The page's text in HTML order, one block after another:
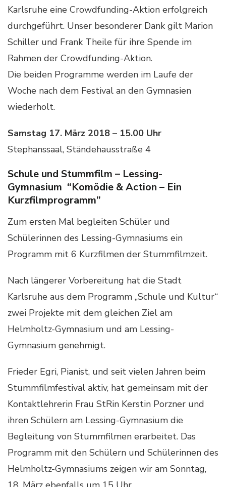
Karlsruhe eine Crowdfunding-Aktion erfolgreich
durchgeführt. Unser besonderer Dank gilt Marion
Schiller und Frank Theile für ihre Spende im
Rahmen der Crowdfunding-Aktion.
Die beiden Programme werden im Laufe der
Woche nach dem Festival an den Gymnasien
wiederholt.
Samstag 17. März 2018 – 15.00 Uhr
Stephanssaal, Ständehausstraße 4
Schule und Stummfilm – Lessing-
Gymnasium “Komödie & Action – Ein
Kurzfilmprogramm”
Zum ersten Mal begleiten Schüler und
Schülerinnen des Lessing-Gymnasiums ein
Programm mit 6 Kurzfilmen der Stummfilmzeit.
Nach längerer Vorbereitung hat die Stadt
Karlsruhe aus dem Programm „Schule und Kultur“
zwei Projekte mit dem gleichen Ziel am
Helmholtz-Gymnasium und am Lessing-
Gymnasium genehmigt.
Frieder Egri, Pianist, und seit vielen Jahren beim
Stummfilmfestival aktiv, hat gemeinsam mit der
Kontaktlehrerin Frau StRin Kerstin Porzner und
ihren Schülern am Lessing-Gymnasium die
Begleitung von Stummfilmen erarbeitet. Das
Programm mit den Schülern und Schülerinnen des
Helmholtz-Gymnasiums zeigen wir am Sonntag,